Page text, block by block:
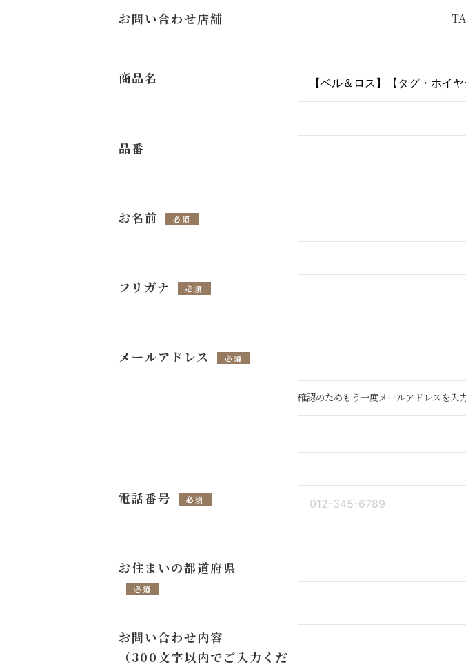
お問い合わせ店舗
商品名
品番
お名前 必須
フリガナ 必須
メールアドレス 必須
確認のためもう一度メールアドレスを入
電話番号 必須
お住まいの都道府県
必須
お問い合わせ内容
（300文字以内でご入力くだ